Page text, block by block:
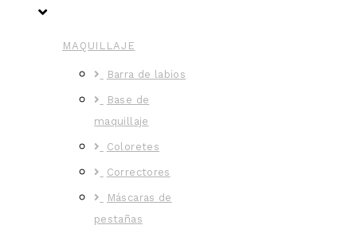
MAQUILLAJE
Barra de labios
Base de
maquillaje
Coloretes
Correctores
Máscaras de
pestañas